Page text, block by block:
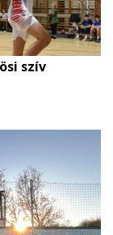
szív